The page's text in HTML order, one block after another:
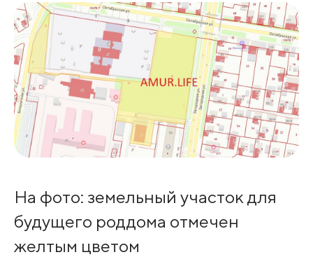
На фото: земельный участок для
будущего роддома отмечен
желтым цветом